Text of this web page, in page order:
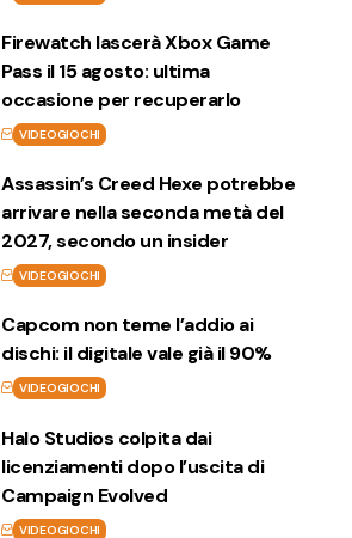
Firewatch lascerà Xbox Game
Pass il 15 agosto: ultima
occasione per recuperarlo
VIDEOGIOCHI
Assassin’s Creed Hexe potrebbe
arrivare nella seconda metà del
2027, secondo un insider
VIDEOGIOCHI
Capcom non teme l’addio ai
dischi: il digitale vale già il 90%
VIDEOGIOCHI
Halo Studios colpita dai
licenziamenti dopo l’uscita di
Campaign Evolved
VIDEOGIOCHI